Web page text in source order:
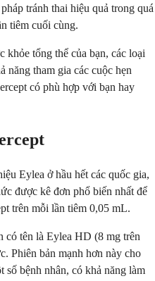
tránh thai hiệu quả trong quá
tiêm cuối cùng.
khỏe tổng thể của bạn, các loại
năng tham gia các cuộc hẹn
có phù hợp với bạn hay
Eylea ở hầu hết các quốc gia,
được kê đơn phổ biến nhất để
trên mỗi lần tiêm 0,05 mL.
có tên là Eylea HD (8 mg trên
Phiên bản mạnh hơn này cho
bệnh nhân, có khả năng làm